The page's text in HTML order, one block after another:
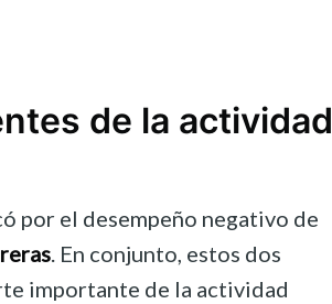
de la actividad
por el desempeño negativo de
. En conjunto, estos dos
importante de la actividad